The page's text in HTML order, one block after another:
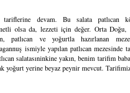
devam. Bu salata patlıcan
olsa da, lezzeti için değer. Orta Doğu,
patlıcan ve yoğurtla hazırlanan
ismiyle yapılan patlıcan mezesinde
salatasıninkine yakın, benim tarifim
yoğurt yerine beyaz peynir mevcut.